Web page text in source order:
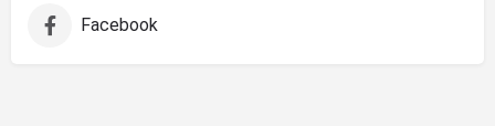
Facebook